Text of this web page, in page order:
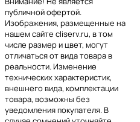
публичной офертой.
Изображения, размещенные на
нашем сайте cliserv.ru, в том
числе размер и цвет, могут
отличаться от вида товара в
реальности. Изменение
технических характеристик,
внешнего вида, комплектации
товара, возможны без
уведомления покупателя. В